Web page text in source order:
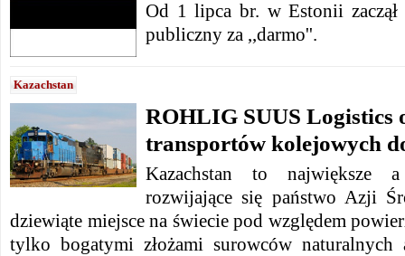
Od 1 lipca br. w Estonii zaczął
publiczny za ,,darmo''.
Kazachstan
ROHLIG SUUS Logistics
transportów kolejowych
Kazachstan to największe
rozwijające się państwo Azji
dziewiąte miejsce na świecie pod względem
tylko bogatymi złożami surowców naturalnych